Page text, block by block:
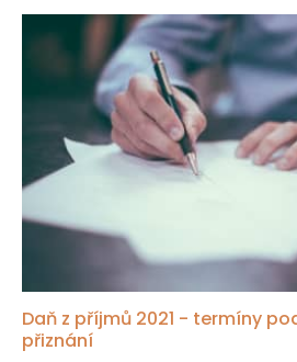
Daň z příjmů 2021 - termíny
přiznání